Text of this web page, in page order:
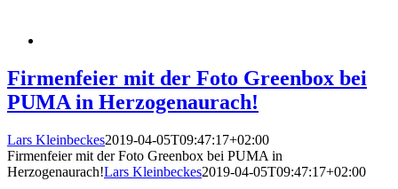
Firmenfeier mit der Foto Greenbox bei
PUMA in Herzogenaurach!
Lars Kleinbeckes2019-04-05T09:47:17+02:00
Firmenfeier mit der Foto Greenbox bei PUMA in
Herzogenaurach!Lars Kleinbeckes2019-04-05T09:47:17+02:00